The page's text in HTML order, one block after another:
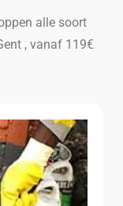
alle soort
, vanaf 119€